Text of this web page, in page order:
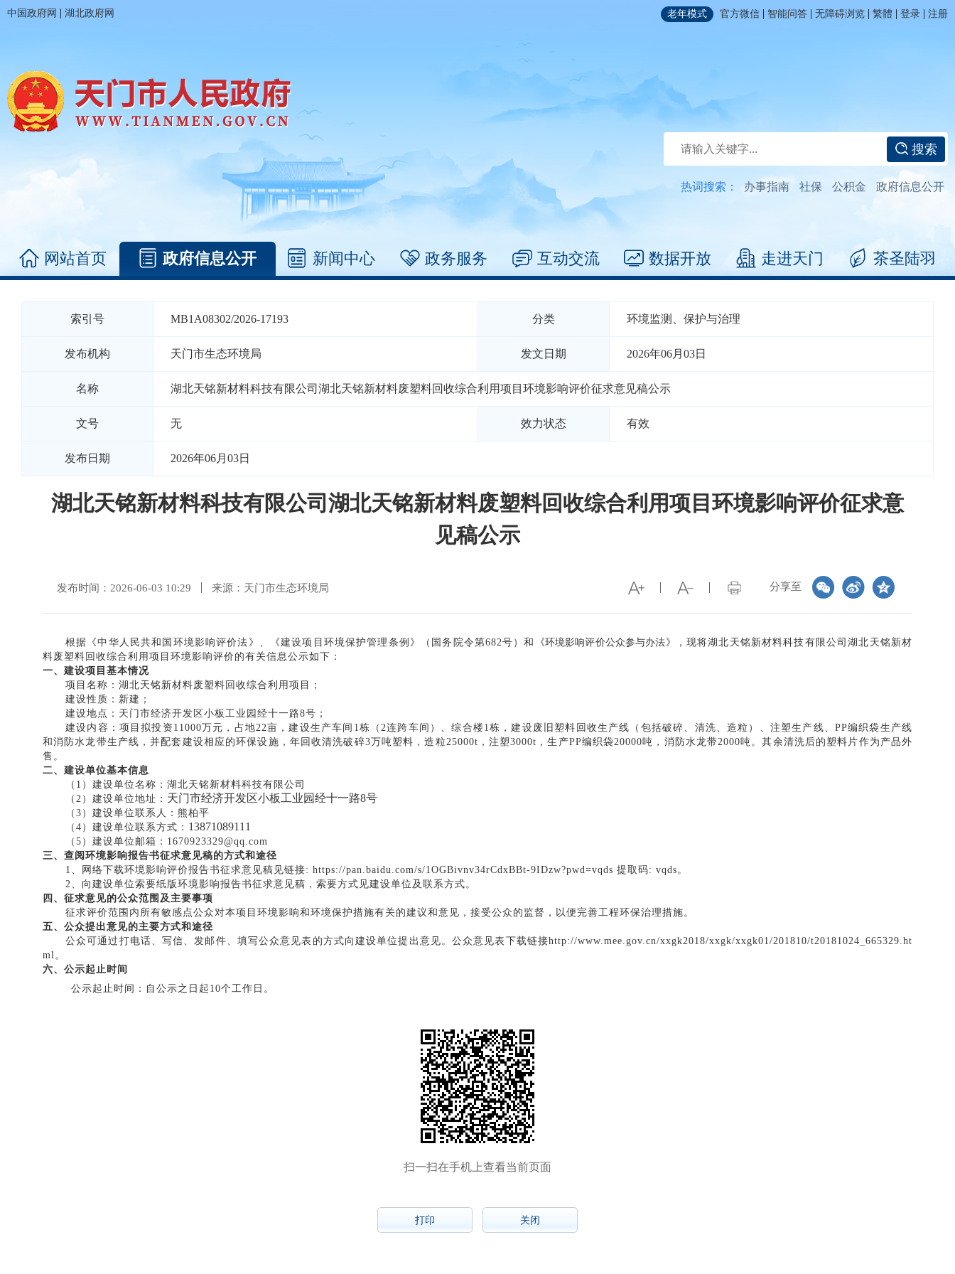
中国政府网 | 湖北政府网 老年模式 官方微信 | 智能问答 | 无障碍浏览 | 繁體 | 登录 | 注册
搜索
热词搜索： 办事指南 社保 公积金 政府信息公开
网站首页 政府信息公开 新闻中心 政务服务 互动交流 数据开放 走进天门 茶圣陆羽
索引号 MB1A08302/2026-17193 分类 环境监测、保护与治理
发布机构 天门市生态环境局 发文日期 2026年06月03日
名称 湖北天铭新材料科技有限公司湖北天铭新材料废塑料回收综合利用项目环境影响评价征求意见稿公示
文号 无 效力状态 有效
发布日期 2026年06月03日
湖北天铭新材料科技有限公司湖北天铭新材料废塑料回收综合利用项目环境影响评价征求意
见稿公示
分享至
发布时间：2026-06-03 10:29 来源：天门市生态环境局
根据《中华人民共和国环境影响评价法》、《建设项目环境保护管理条例》（国务院令第682号）和 《环境影响评价公众参与办法》 ，现将湖北天铭新材料科技有限公司湖北天铭新材
料废塑料回收综合利用项目 环境影响评价的有关信息公示如下：
一、建设项目 基本情况
项 目名称：湖北天铭新材料废塑料回收综合利用项目；
建设性质： 新建；
建设地点：天门市经济开发区小板工业园经十一路8号 ；
建设内容： 项目拟投资 11000万元，占地22亩，建设生产车间 1栋（2连跨车间）、综合楼 1栋，建设废旧塑料回收生产线（包括破碎、清洗、造粒）、注塑生产线、 PP编织袋生产线
和消防水龙带生产线，并配套建设相应的环保设施，年回收清洗破碎3万吨塑料，造粒25000t ，注塑3000t ，生产PP编织袋20000吨，消防水龙带2000吨。其余清洗后的塑料片作为产品外
售 。
二、建设单位基本信息
（ 1 ）建设单位名称： 湖北天铭新材料科技有限公司
（ 2 ）建设单位地址： 天门市经济开发区小板工业园经十一路8号
（ 3 ）建设单位联系人： 熊柏平
（ 4 ）建设单位联系方式： 13871089111
（ 5 ）建设单位邮箱： 1670923329@qq.com
三、查阅环境影响报告书征求意见稿的方式和途径
1 、网络下载环境影响评价报告书征求意见稿 见链接: https://pan.baidu.com/s/1OGBivnv34rCdxBBt-9IDzw?pwd=vqds 提取码: vqds。
2、向建设单位索要纸版环境影响报告书征求意见稿，索要方式见建设单位及联系方式。
四、征求意见的公众范围及主要事项
征求评价范围内所有敏感点公众对本项目环境影响和环境保护措施有关的建议和意见，接受公众的监督，以便完善工程环保治理措施。
五、公众提出意见的主要方式和途径
公众可通过打电话、写信、发邮件、填写公众意见表的方式向建设单位提出意见。公众意见表 下载链接http://www.mee.gov.cn/xxgk2018/xxgk/xxgk01/201810/t20181024_665329.ht
ml。
六、 公示起止时间
公示起止时间：自公示之日起 10个工作日。
扫一扫在手机上查看当前页面
打印 关闭